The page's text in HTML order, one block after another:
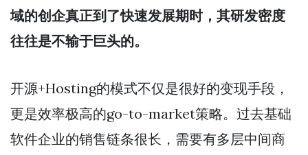
域的创企真正到了快速发展期时，其研发密度
往往是不输于巨头的。
开源+Hosting的模式不仅是很好的变现手段，
更是效率极高的go-to-market策略。过去基础
软件企业的销售链条很长，需要有多层中间商